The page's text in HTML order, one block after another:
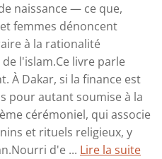
naissance — ce que,
femmes dénoncent
à la rationalité
l'islam.Ce livre parle
À Dakar, si la finance est
pour autant soumise à la
cérémoniel, qui associe
et rituels religieux, y
d'e ... Lire la suite